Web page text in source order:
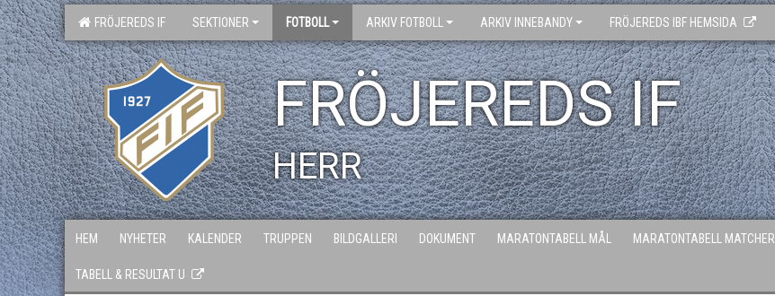
FRÖJEREDS IF SEKTIONER FOTBOLL ARKIV FOTBOLL ARKIV INNEBANDY FRÖJEREDS IBF HEMSIDA
FRÖJEREDS IF
HERR
HEM NYHETER KALENDER TRUPPEN BILDGALLERI DOKUMENT MARATONTABELL MÅL MARATONTABELL MATCHER
TABELL & RESULTAT U